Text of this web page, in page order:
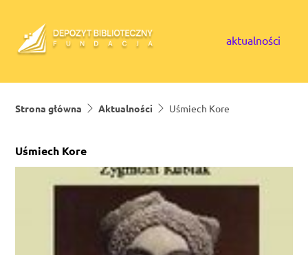
aktualności
Strona główna Aktualności Uśmiech Kore
Uśmiech Kore